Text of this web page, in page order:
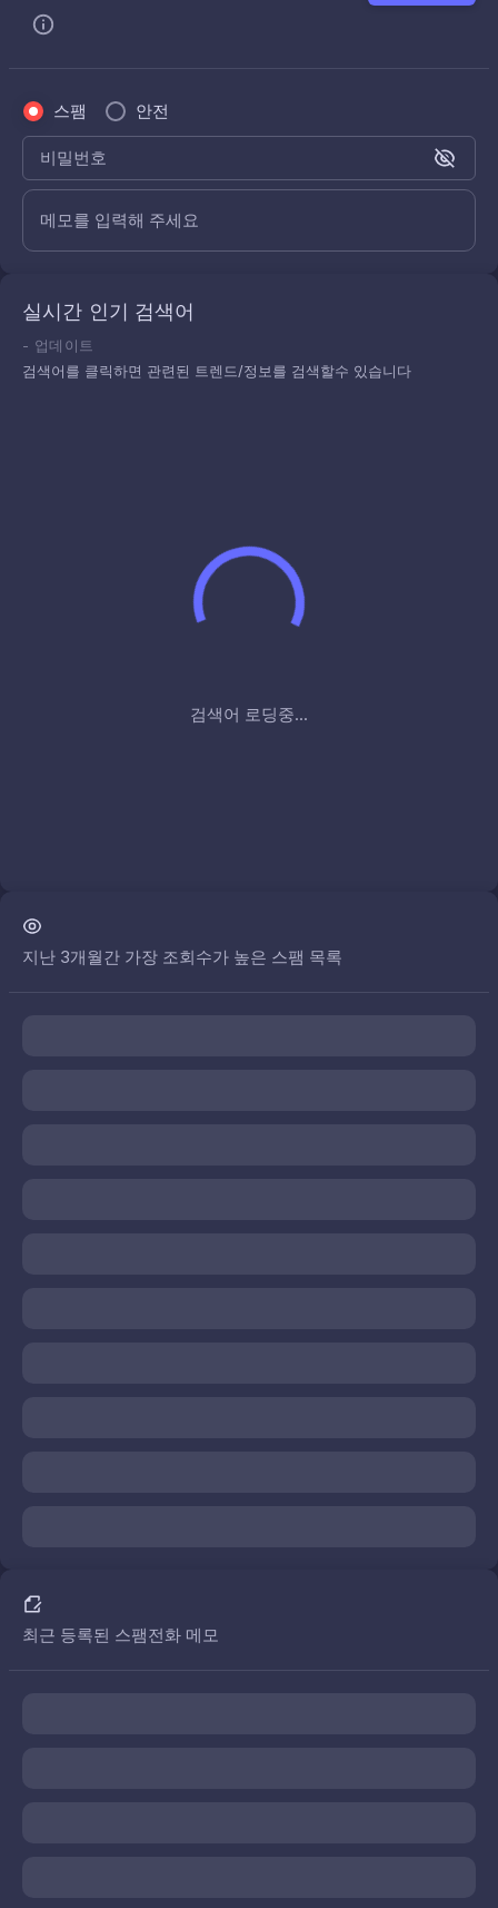
스팸 안전
비밀번호
메모를 입력해 주세요
실시간 인기 검색어
- 업데이트
검색어를 클릭하면 관련된 트렌드/정보를 검색할수 있습니다
검색어 로딩중...
지난 3개월간 가장 조회수가 높은 스팸 목록
최근 등록된 스팸전화 메모